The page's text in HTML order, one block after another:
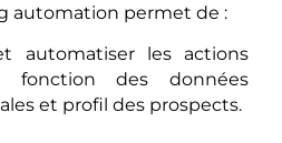
automation permet de :
automatiser les actions
fonction des données
et profil des prospects.